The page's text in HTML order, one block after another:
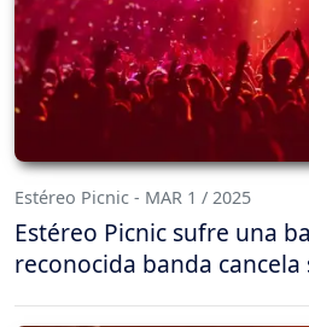
Estéreo Picnic - MAR 1 / 2025
Estéreo Picnic sufre una
reconocida banda cancela